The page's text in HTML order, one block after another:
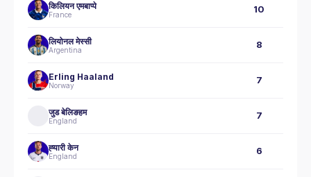
किलियन एमबाप्पे
France 10
लियोनल मेस्सी
Argentina 8
Erling Haaland
Norway 7
जुड बेलिङहम
England 7
ह्‍यारी केन
England 6